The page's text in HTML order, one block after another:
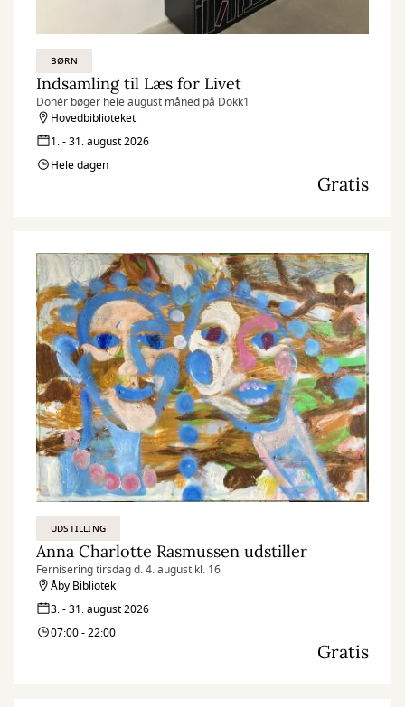
BØRN
Indsamling til Læs for Livet
Donér bøger hele august måned på Dokk1
Hovedbiblioteket
1. - 31. august 2026
Hele dagen
Gratis
UDSTILLING
Anna Charlotte Rasmussen udstiller
Fernisering tirsdag d. 4. august kl. 16
Åby Bibliotek
3. - 31. august 2026
07:00 - 22:00
Gratis